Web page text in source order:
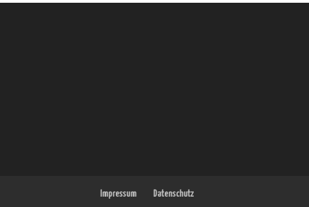
Impressum Datenschutz